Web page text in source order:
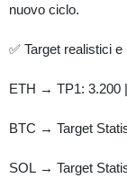
nuovo ciclo.
✅ Target realistici
ETH → TP1: 3.200
BTC → Target
SOL → Target